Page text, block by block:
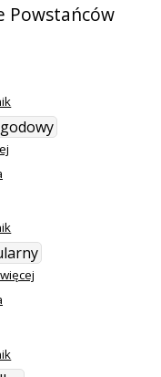
Powstańców
więcej